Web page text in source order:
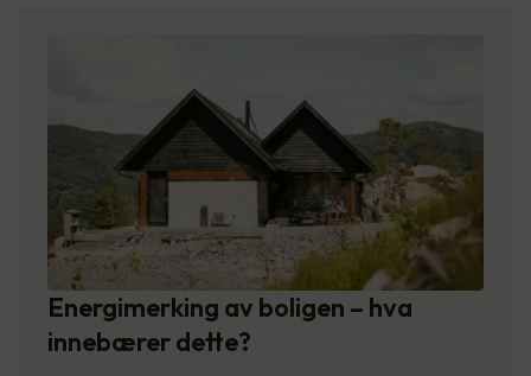
Energimerking av boligen – hva
innebærer dette?